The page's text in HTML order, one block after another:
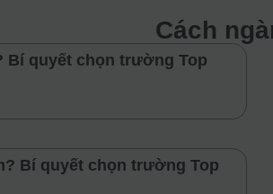
Cách
Bí quyết chọn trường Top
Bí quyết chọn trường Top